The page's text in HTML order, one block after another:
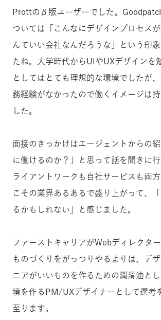
Prottのβ版ユーザーでした。
ついては「こんなにデザインプロセス
んていい会社なんだろうな」という印
たね。大学時代からUIやUXデザインを
としてはとても理想的な環境でしたが
務経験がなかったので働くイメージは
した。
面接のきっかけはエージェントからの
に働けるのか？」と思って話を聞きに
ライアントワークも自社サービスも両
こその業界あるあるで盛り上がって、
るかもしれない」と感じました。
ファーストキャリアがWebディレクター
ものづくりをがっつりやるよりは、デ
ニアがいいものを作るための潤滑油と
境を作るPM/UXデザイナーとして選考
至ります。